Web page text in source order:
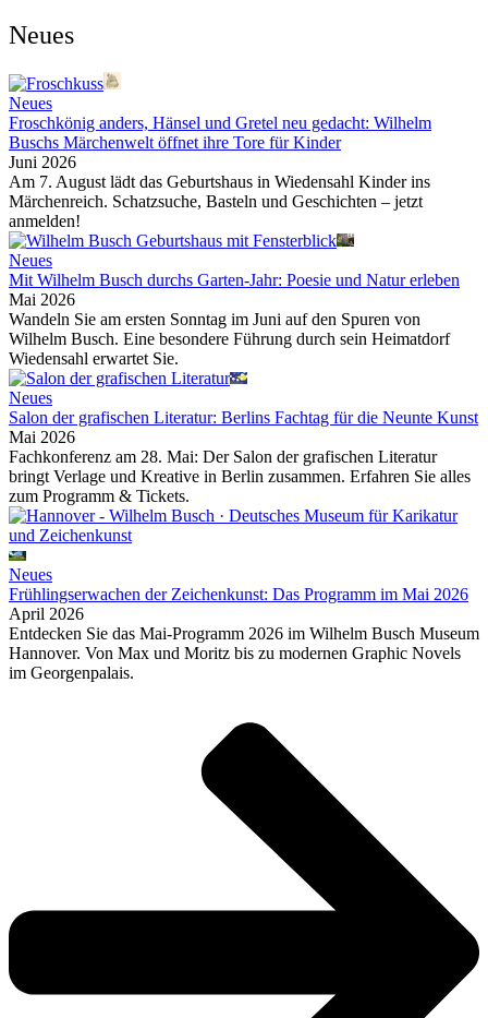
Neues
Neues
Froschkönig anders, Hänsel und Gretel neu gedacht: Wilhelm
Buschs Märchenwelt öffnet ihre Tore für Kinder
Juni 2026
Am 7. August lädt das Geburtshaus in Wiedensahl Kinder ins
Märchenreich. Schatzsuche, Basteln und Geschichten – jetzt
anmelden!
Neues
Mit Wilhelm Busch durchs Garten-Jahr: Poesie und Natur erleben
Mai 2026
Wandeln Sie am ersten Sonntag im Juni auf den Spuren von
Wilhelm Busch. Eine besondere Führung durch sein Heimatdorf
Wiedensahl erwartet Sie.
Neues
Salon der grafischen Literatur: Berlins Fachtag für die Neunte Kunst
Mai 2026
Fachkonferenz am 28. Mai: Der Salon der grafischen Literatur
bringt Verlage und Kreative in Berlin zusammen. Erfahren Sie alles
zum Programm & Tickets.
Neues
Frühlingserwachen der Zeichenkunst: Das Programm im Mai 2026
April 2026
Entdecken Sie das Mai-Programm 2026 im Wilhelm Busch Museum
Hannover. Von Max und Moritz bis zu modernen Graphic Novels
im Georgenpalais.